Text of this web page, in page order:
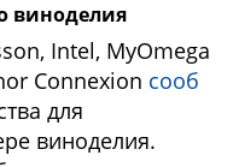
виноделия
Intel, MyOmega
Connexion сооб
для
виноделия.